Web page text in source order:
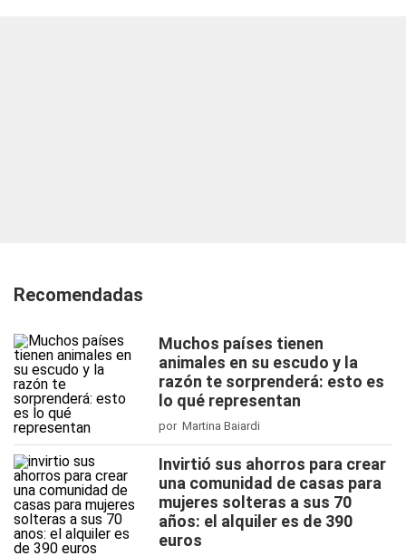
Recomendadas
Muchos países tienen
animales en su escudo y la
razón te sorprenderá: esto es
lo qué representan
por Martina Baiardi
Invirtió sus ahorros para crear
una comunidad de casas para
mujeres solteras a sus 70
años: el alquiler es de 390
euros